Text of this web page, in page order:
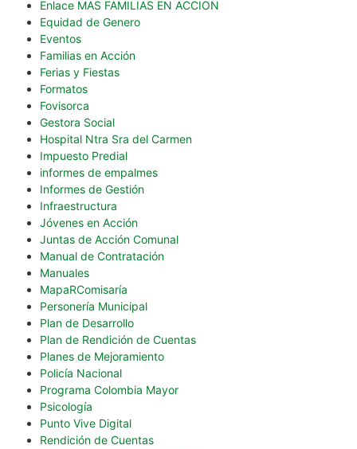
Enlace MAS FAMILIAS EN ACCION
Equidad de Genero
Eventos
Familias en Acción
Ferias y Fiestas
Formatos
Fovisorca
Gestora Social
Hospital Ntra Sra del Carmen
Impuesto Predial
informes de empalmes
Informes de Gestión
Infraestructura
Jóvenes en Acción
Juntas de Acción Comunal
Manual de Contratación
Manuales
MapaRComisaría
Personería Municipal
Plan de Desarrollo
Plan de Rendición de Cuentas
Planes de Mejoramiento
Policía Nacional
Programa Colombia Mayor
Psicología
Punto Vive Digital
Rendición de Cuentas